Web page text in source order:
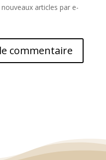
articles par e-